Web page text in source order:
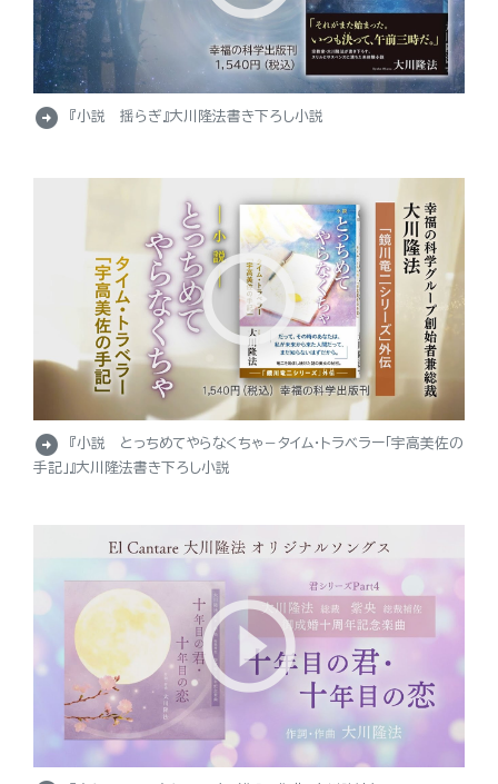
arrow_circle_right 『小説 揺らぎ』大川隆法書き下ろし小説
arrow_circle_right
『小説 とっちめてやらなくちゃ－タイム・トラベラー「宇高美佐の
手記」』大川隆法書き下ろし小説